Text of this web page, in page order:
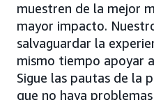
muestren de la mejor
mayor impacto.
salvaguardar la
mismo tiempo apoyar
Sigue las pautas de la
que no haya